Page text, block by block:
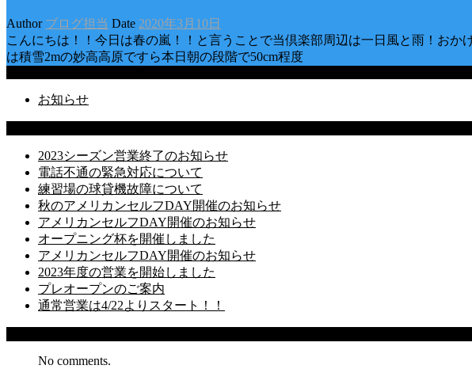
Author ブログ担当 Date 2020年3月10日
こんにちは！！今日は春の嵐！！と言うことで当倶楽部周辺は一日風と雨！お
は積雪2mの妙高高原ですら本日朝の段階で50cm程度
お知らせ
2023シーズン営業終了のお知らせ
電話不通の緊急対応について
練習場の球貸機故障について
秋のアメリカンセルフDAY開催のお知らせ
アメリカンセルフDAY開催のお知らせ
オープニング杯を開催しました
アメリカンセルフDAY開催のお知らせ
2023年度の営業を開始しました
プレオープンのご案内
通常営業は4/22よりスタート！！
No comments.